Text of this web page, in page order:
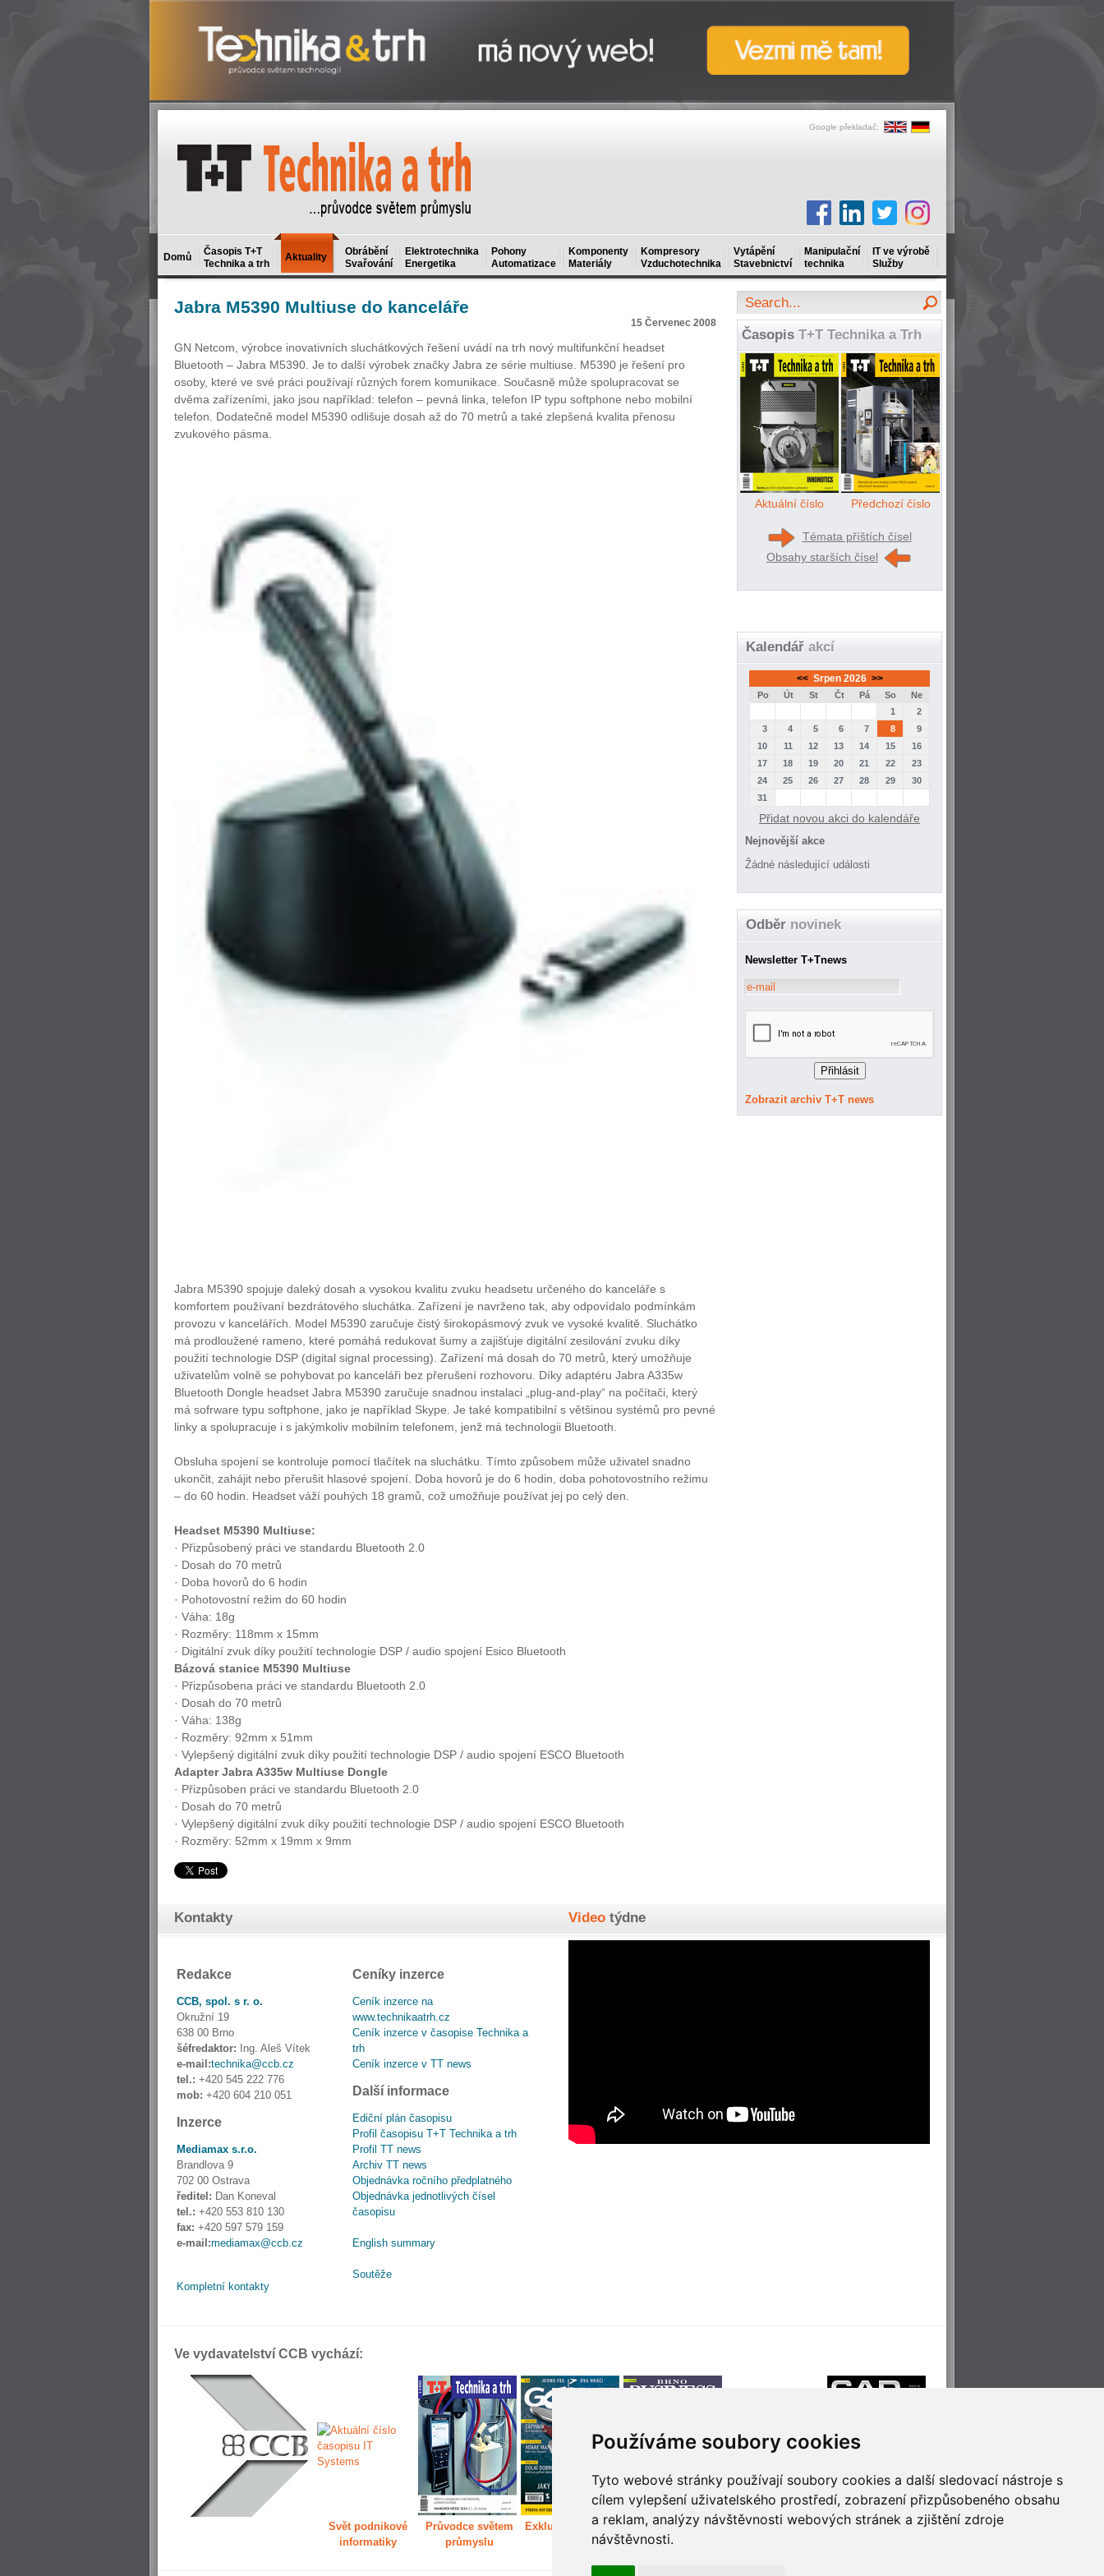
Používáme soubory cookies
Tyto webové stránky používají soubory cookies a další sledovací nástroje s
cílem vylepšení uživatelského prostředí, zobrazení přizpůsobeného obsahu
a reklam, analýzy návštěvnosti webových stránek a zjištění zdroje
návštěvnosti.
Google překladač:
Domů
Časopis T+T
Technika a trh
Aktuality
Obrábění
Svařování
Elektrotechnika
Energetika
Pohony
Automatizace
Komponenty
Materiály
Kompresory
Vzduchotechnika
Vytápění
Stavebnictví
Manipulační
technika
IT ve výrobě
Služby
Jabra M5390 Multiuse do kanceláře
15 Červenec 2008
GN Netcom, výrobce inovativních sluchátkových řešení uvádí na trh nový multifunkční headset
Bluetooth – Jabra M5390. Je to další výrobek značky Jabra ze série multiuse. M5390 je řešení pro
osoby, které ve své práci používají různých forem komunikace. Současně může spolupracovat se
dvěma zařízeními, jako jsou například: telefon – pevná linka, telefon IP typu softphone nebo mobilní
telefon. Dodatečně model M5390 odlišuje dosah až do 70 metrů a také zlepšená kvalita přenosu
zvukového pásma.
Jabra M5390 spojuje daleký dosah a vysokou kvalitu zvuku headsetu určeného do kanceláře s
komfortem používaní bezdrátového sluchátka. Zařízení je navrženo tak, aby odpovídalo podmínkám
provozu v kancelářích. Model M5390 zaručuje čistý širokopásmový zvuk ve vysoké kvalitě. Sluchátko
má prodloužené rameno, které pomáhá redukovat šumy a zajišťuje digitální zesilování zvuku díky
použití technologie DSP (digital signal processing). Zařízení má dosah do 70 metrů, který umožňuje
uživatelům volně se pohybovat po kanceláři bez přerušení rozhovoru. Díky adaptéru Jabra A335w
Bluetooth Dongle headset Jabra M5390 zaručuje snadnou instalaci „plug-and-play“ na počítači, který
má sofrware typu softphone, jako je například Skype. Je také kompatibilní s většinou systémů pro pevné
linky a spolupracuje i s jakýmkoliv mobilním telefonem, jenž má technologii Bluetooth.
Obsluha spojení se kontroluje pomocí tlačítek na sluchátku. Tímto způsobem může uživatel snadno
ukončit, zahájit nebo přerušit hlasové spojení. Doba hovorů je do 6 hodin, doba pohotovostního režimu
– do 60 hodin. Headset váží pouhých 18 gramů, což umožňuje používat jej po celý den.
Headset M5390 Multiuse:
· Přizpůsobený práci ve standardu Bluetooth 2.0
· Dosah do 70 metrů
· Doba hovorů do 6 hodin
· Pohotovostní režim do 60 hodin
· Váha: 18g
· Rozměry: 118mm x 15mm
· Digitální zvuk díky použití technologie DSP / audio spojení Esico Bluetooth
Bázová stanice M5390 Multiuse
· Přizpůsobena práci ve standardu Bluetooth 2.0
· Dosah do 70 metrů
· Váha: 138g
· Rozměry: 92mm x 51mm
· Vylepšený digitální zvuk díky použití technologie DSP / audio spojení ESCO Bluetooth
Adapter Jabra A335w Multiuse Dongle
· Přizpůsoben práci ve standardu Bluetooth 2.0
· Dosah do 70 metrů
· Vylepšený digitální zvuk díky použití technologie DSP / audio spojení ESCO Bluetooth
· Rozměry: 52mm x 19mm x 9mm
Časopis T+T Technika a Trh
Aktuální číslo Předchozí číslo
Témata příštích čísel
Obsahy starších čísel
Kalendář akcí
<< Srpen 2026 >>
Po Út St Čt Pá So
Ne
1
2
3
4 5 6 7 8
9
10
11 12 13 14 15
16
17
18 19 20 21 22
23
24
25 26 27 28 29
30
31
Přidat novou akci do kalendáře
Nejnovější akce
Žádné následující události
Odběr novinek
Newsletter T+Tnews
Zobrazit archiv T+T news
Kontakty
Redakce
CCB, spol. s r. o.
Okružní 19
638 00 Brno
šéfredaktor: Ing. Aleš Vítek
e-mail:technika@ccb.cz
tel.: +420 545 222 776
mob: +420 604 210 051
Inzerce
Mediamax s.r.o.
Brandlova 9
702 00 Ostrava
ředitel: Dan Koneval
tel.: +420 553 810 130
fax: +420 597 579 159
e-mail:mediamax@ccb.cz
Kompletní kontakty
Ceníky inzerce
Ceník inzerce na
www.technikaatrh.cz
Ceník inzerce v časopise Technika a
trh
Ceník inzerce v TT news
Další informace
Ediční plán časopisu
Profil časopisu T+T Technika a trh
Profil TT news
Archiv TT news
Objednávka ročního předplatného
Objednávka jednotlivých čísel
časopisu
English summary
Soutěže
Video týdne
Ve vydavatelství CCB vychází:
Svět podnikové
informatiky
Průvodce světem
průmyslu
Exkluzivně světem
Děláme Brno větší Příjemné cestování
Technologie pro